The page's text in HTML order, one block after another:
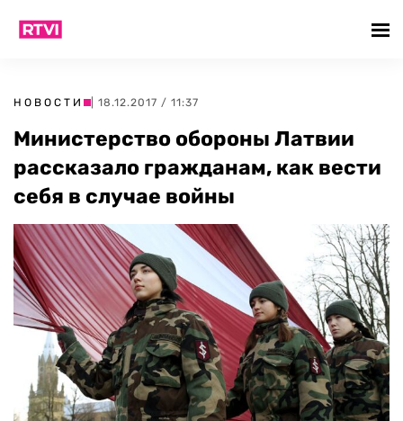
НОВОСТИ | 18.12.2017 / 11:37
Министерство обороны Латвии
рассказало гражданам, как вести
себя в случае войны